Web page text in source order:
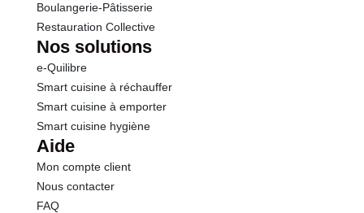
Boulangerie-Pâtisserie
Restauration Collective
Nos solutions
e-Quilibre
Smart cuisine à réchauffer
Smart cuisine à emporter
Smart cuisine hygiène
Aide
Mon compte client
Nous contacter
FAQ